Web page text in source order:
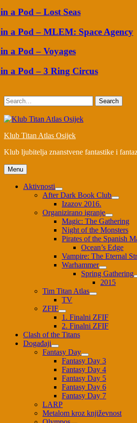
Pod – Lost Seas
a Pod – MLEM: Space Agency
Pod – Voyages
a Pod – 3 Ring Circus
Search
Klub Titan Atlas Osijek
Klub ljubitelja znanstvene fantastike i
Menu
Aktivnosti
After Dark Book Club
Izazov 2016.
Organizirano igranje
Magic: The Gathering
Night of the Monsters
Pirates of the Spanish
Ocean’s Edge
Vampire: The Eternal
Warhammer
Spring Gathering
2015
Tim Titan Atlas
TV
ZFIF
1. Finalni ZFIF
2. Finalni ZFIF
Clash of the Titans
Događaji
Fantasy Day
Fantasy Day 3
Fantasy Day 4
Fantasy Day 5
Fantasy Day 6
Fantasy Day 7
LARP
Metalom kroz književnost